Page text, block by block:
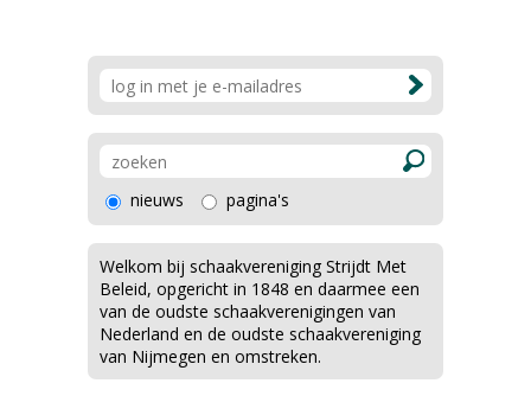
nieuws pagina's
Welkom bij schaakvereniging Strijdt Met
Beleid, opgericht in 1848 en daarmee een
van de oudste schaakverenigingen van
Nederland en de oudste schaakvereniging
van Nijmegen en omstreken.